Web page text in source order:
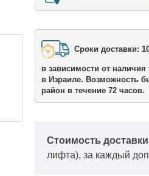
Сроки доставки:
в зависимости от
в Израиле. Возможность
район в течение 72 часов.
Стоимость
лифта), за каждый